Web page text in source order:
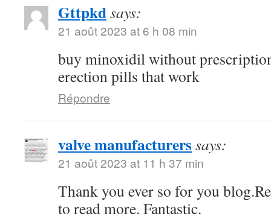
Gttpkdsays:
21 août 2023 at 6 h 08 min
buy minoxidil without
erection pills that work
Répondre
valve manufacturerssays:
21 août 2023 at 11 h 37 min
Thank you ever so for you
to read more. Fantastic.